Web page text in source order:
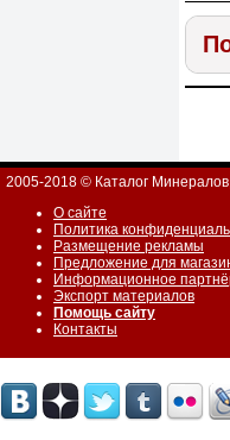
2005-2018 © Каталог
О сайте
Политика
Размещение рекламы
Предложение для
Информационное
Экспорт материалов
Помощь сайту
Контакты